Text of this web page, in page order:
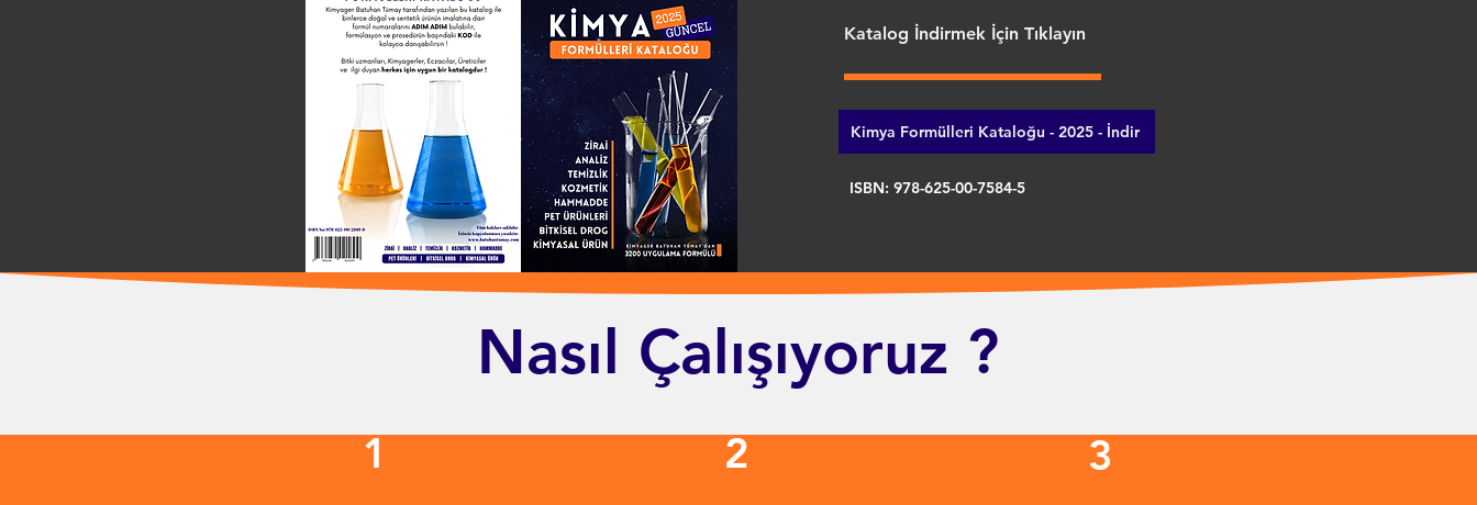
Katalog İndirmek İçin Tıklayın
Kimya Formülleri Kataloğu - 2025 - İndir
ISBN: 978-625-00-7584-5
Nasıl Çalışıyoruz ?
1 2 3